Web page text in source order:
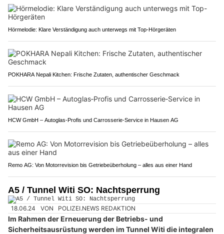
Hörmelodie: Klare Verständigung auch unterwegs mit Top-Hörgeräten
POKHARA Nepali Kitchen: Frische Zutaten, authentischer Geschmack
HCW GmbH – Autoglas‑Profis und Carrosserie‑Service in Hausen AG
Remo AG: Von Motorrevision bis Getriebeüberholung – alles aus einer Hand
A5 / Tunnel Witi SO: Nachtsperrung
18.06.24 VON POLIZEI.NEWS REDAKTION
Im Rahmen der Erneuerung der Betriebs- und
Sicherheitsausrüstung werden im Tunnel Witi die integralen